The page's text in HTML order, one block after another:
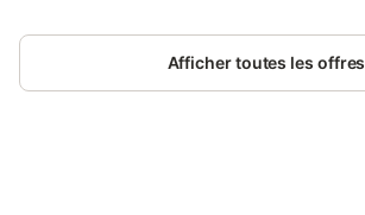
a kitchen equipped with a fridge, a
dishwasher, and an oven. Cycling can be
Afficher toutes les offres